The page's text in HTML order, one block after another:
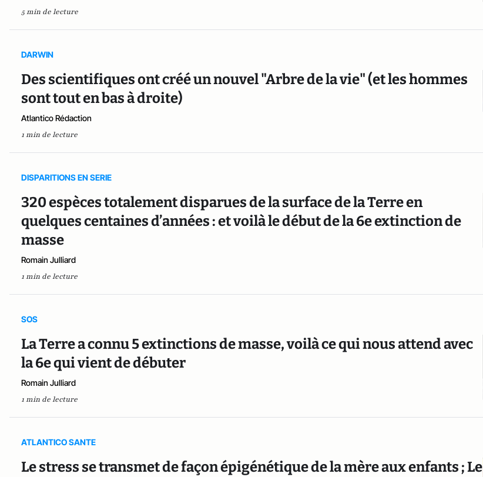
5 min de lecture
DARWIN
Des scientifiques ont créé un nouvel "Arbre de la vie" (et les hommes
sont tout en bas à droite)
Atlantico Rédaction
1 min de lecture
DISPARITIONS EN SERIE
320 espèces totalement disparues de la surface de la Terre en
quelques centaines d’années : et voilà le début de la 6e extinction de
masse
Romain Julliard
1 min de lecture
SOS
La Terre a connu 5 extinctions de masse, voilà ce qui nous attend avec
la 6e qui vient de débuter
Romain Julliard
1 min de lecture
ATLANTICO SANTE
Le stress se transmet de façon épigénétique de la mère aux enfants ; Le